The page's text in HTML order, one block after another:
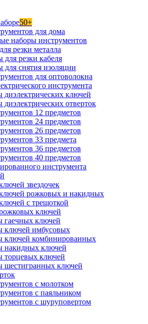
50+
для дома
наборы инструментов
резки металла
резки кабеля
снятия изоляции
для оптоволокна
инструмента
диэлектрических ключей
отверток
12 предметов
24 предметов
26 предметов
33 предмета
36 предметов
40 предметов
инструмента
звездочек
рожковых и накидных
с трещоткой
ключей
гаечных ключей
ключей имбусовых
ключей комбинированных
накидных ключей
торцевых ключей
шестигранных ключей
с молотком
с паяльником
с шуруповертом